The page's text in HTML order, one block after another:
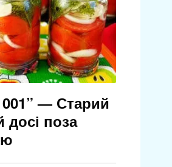
— Старий
досі поза